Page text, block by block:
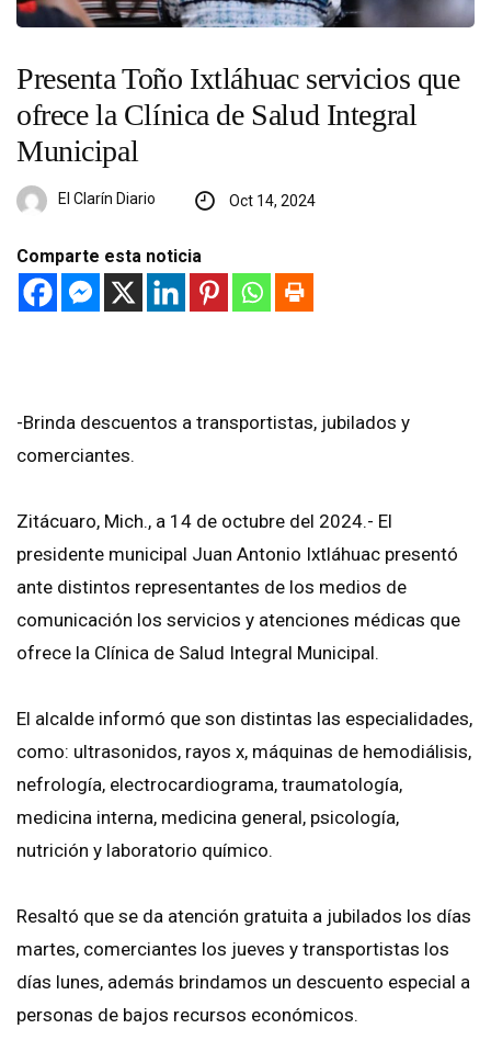
Presenta Toño Ixtláhuac servicios que
ofrece la Clínica de Salud Integral
Municipal
El Clarín Diario Oct 14, 2024
Comparte esta noticia
-Brinda descuentos a transportistas, jubilados y
comerciantes.
Zitácuaro, Mich., a 14 de octubre del 2024.- El
presidente municipal Juan Antonio Ixtláhuac presentó
ante distintos representantes de los medios de
comunicación los servicios y atenciones médicas que
ofrece la Clínica de Salud Integral Municipal.
El alcalde informó que son distintas las especialidades,
como: ultrasonidos, rayos x, máquinas de hemodiálisis,
nefrología, electrocardiograma, traumatología,
medicina interna, medicina general, psicología,
nutrición y laboratorio químico.
Resaltó que se da atención gratuita a jubilados los días
martes, comerciantes los jueves y transportistas los
días lunes, además brindamos un descuento especial a
personas de bajos recursos económicos.